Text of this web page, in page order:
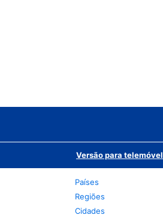
Versão para telemóvel
Países
Regiões
Cidades